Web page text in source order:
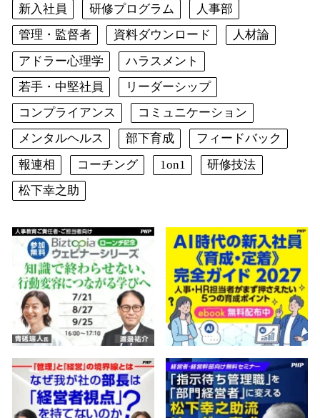
新入社員 研修プログラム
人事部
管理・監督者
資料ダウンロード
人材論
アドラー心理学
ハラスメント
若手・中堅社員
リーダーシップ
コンプライアンス
コミュニケーション
メンタルヘルス
部下育成
フィードバック
報連相
コーチング 1on1
研修技法
松下幸之助